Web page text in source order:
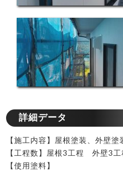
詳細データ
【施工内容】屋根塗装、外壁塗
【工程数】屋根3工程 外壁3
【使用塗料】